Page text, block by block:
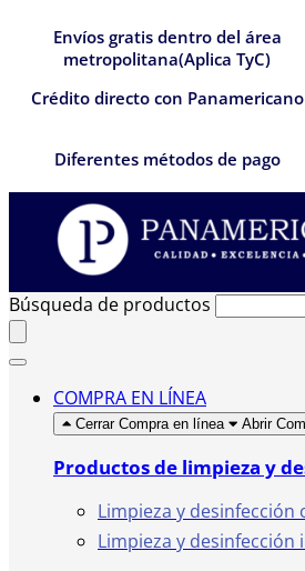
Envíos gratis dentro del área
metropolitana(Aplica TyC)
Crédito directo con Panamericano
Diferentes métodos de pago
Búsqueda de productos
COMPRA EN LÍNEA
Cerrar Compra en línea Abrir
Productos de limpieza y
Limpieza y desinfección
Limpieza y desinfección